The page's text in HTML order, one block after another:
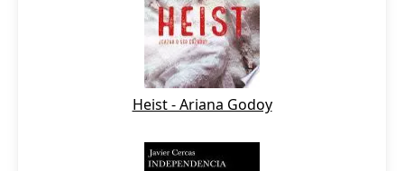
Heist - Ariana Godoy